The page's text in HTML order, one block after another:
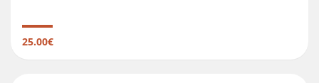
25.00€